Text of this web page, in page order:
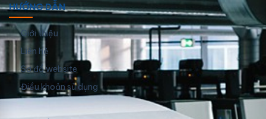
HƯỚNG DẪN
Giới thiệu
Liên hệ
Sơ đồ website
Điều khoản sử dụng